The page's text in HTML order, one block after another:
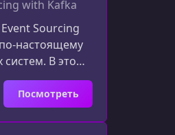
with Kafka
Sourcing
настоящему
В этом
поможет
и ключевые
Посмотреть